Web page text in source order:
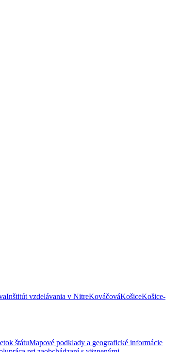
Inštitút vzdelávania v NitreKováčováKošiceKošice-
štátuMapové podklady a geografické informácie